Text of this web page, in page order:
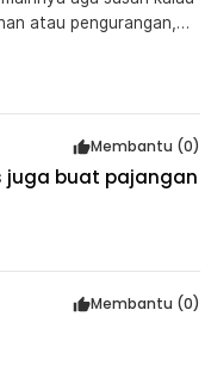
produk ini:
atau pengurangan,
jumlahnya 52 plus joker
Membantu (0)
juga buat pajangan
Membantu (0)